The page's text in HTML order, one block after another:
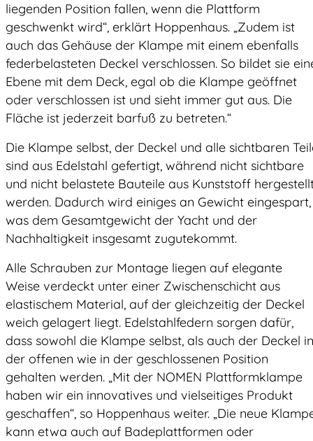
liegenden Position fallen, wenn die Plattform
geschwenkt wird“, erklärt Hoppenhaus. „Zudem ist
auch das Gehäuse der Klampe mit einem ebenfalls
federbelasteten Deckel verschlossen. So bildet sie
Ebene mit dem Deck, egal ob die Klampe geöffnet
oder verschlossen ist und sieht immer gut aus. Die
Fläche ist jederzeit barfuß zu betreten.“
Die Klampe selbst, der Deckel und alle sichtbaren
sind aus Edelstahl gefertigt, während nicht sichtbare
und nicht belastete Bauteile aus Kunststoff
werden. Dadurch wird einiges an Gewicht eingespart,
was dem Gesamtgewicht der Yacht und der
Nachhaltigkeit insgesamt zugutekommt.
Alle Schrauben zur Montage liegen auf elegante
Weise verdeckt unter einer Zwischenschicht aus
elastischem Material, auf der gleichzeitig der Deckel
weich gelagert liegt. Edelstahlfedern sorgen dafür,
dass sowohl die Klampe selbst, als auch der Deckel in
der offenen wie in der geschlossenen Position
gehalten werden. „Mit der NOMEN Plattformklampe
haben wir ein innovatives und vielseitiges Produkt
geschaffen“, so Hoppenhaus weiter. „Die neue
kann etwa auch auf Badeplattformen oder